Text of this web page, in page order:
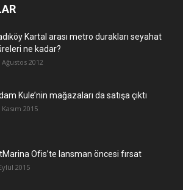
Kartal arası metro durakları seyahat
ne kadar?
Ağustos 2012
Kule’nin mağazaları da satışa çıktı
Kasım 2015
Ofis’te lansman öncesi fırsat
2015